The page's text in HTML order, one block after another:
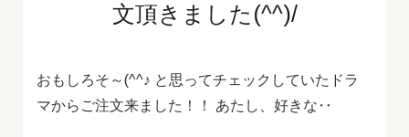
文頂きました(^^)/
おもしろそ～(^^♪ と思ってチェックしていたドラ
マからご注文来ました！！ あたし、好きな‥